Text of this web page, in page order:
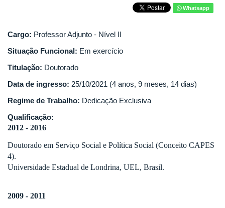
Whatsapp
Cargo: Professor Adjunto - Nível II
Situação Funcional: Em exercício
Titulação: Doutorado
Data de ingresso: 25/10/2021 (4 anos, 9 meses, 14 dias)
Regime de Trabalho: Dedicação Exclusiva
Qualificação:
2012 - 2016
Doutorado em Serviço Social e Política Social (Conceito CAPES
4).
Universidade Estadual de Londrina, UEL, Brasil.
2009 - 2011